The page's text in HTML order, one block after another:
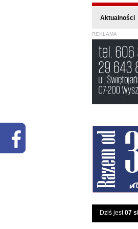
Aktualności
REKLAMA
Dziś jest07